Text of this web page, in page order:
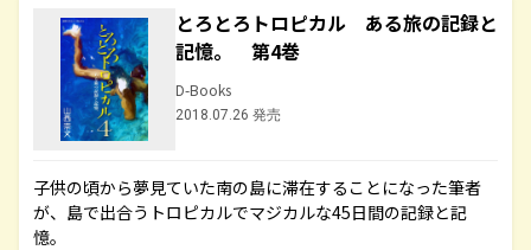
とろとろトロピカル ある旅の記録と
記憶。 第4巻
D-Books
2018.07.26 発売
子供の頃から夢見ていた南の島に滞在することになった筆者
が、島で出合うトロピカルでマジカルな45日間の記録と記
憶。